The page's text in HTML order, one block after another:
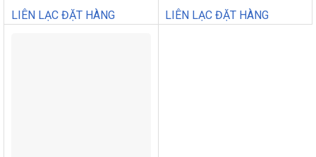
LIÊN LẠC ĐẶT HÀNG LIÊN LẠC ĐẶT HÀNG